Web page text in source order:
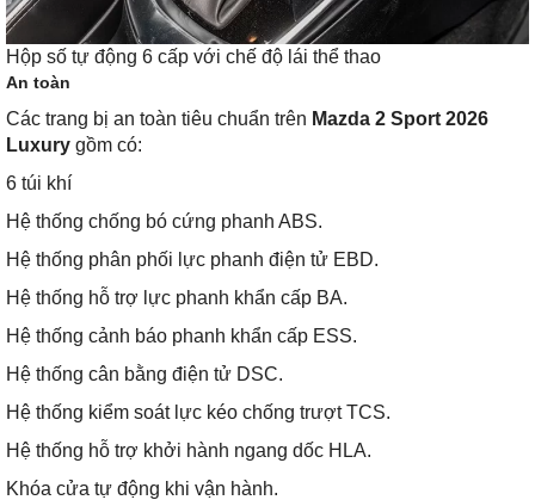
Hộp số tự động 6 cấp với chế độ lái thể thao
An toàn
Các trang bị an toàn tiêu chuẩn trên Mazda 2 Sport 2026
Luxury gồm có:
6 túi khí
Hệ thống chống bó cứng phanh ABS.
Hệ thống phân phối lực phanh điện tử EBD.
Hệ thống hỗ trợ lực phanh khẩn cấp BA.
Hệ thống cảnh báo phanh khẩn cấp ESS.
Hệ thống cân bằng điện tử DSC.
Hệ thống kiểm soát lực kéo chống trượt TCS.
Hệ thống hỗ trợ khởi hành ngang dốc HLA.
Khóa cửa tự động khi vận hành.